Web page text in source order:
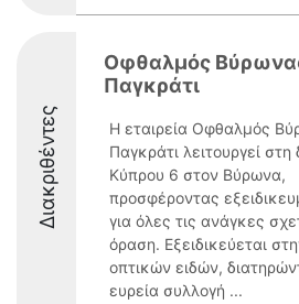
Διακριθέντες
Οφθαλμός
Παγκράτι
Η εταιρεία Οφθαλμός
Παγκράτι λειτουργεί στη
Κύπρου 6 στον Βύρωνα,
προσφέροντας
για όλες τις ανάγκες
όραση. Εξειδικεύεται
οπτικών ειδών,
ευρεία συλλογή ...